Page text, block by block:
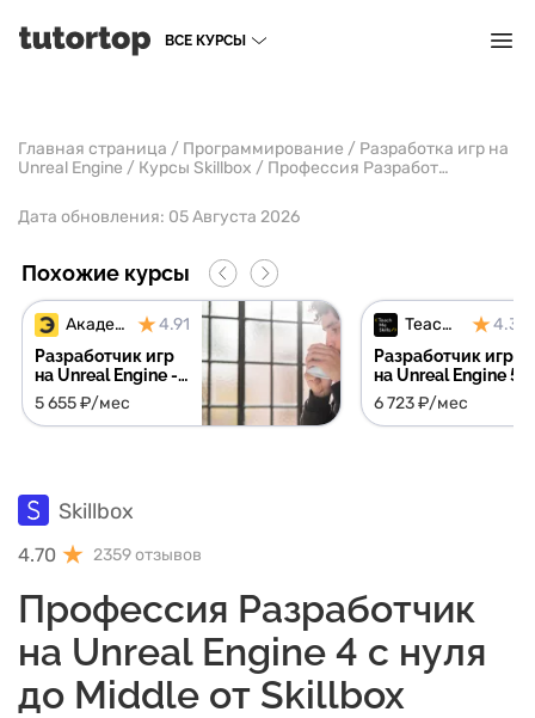
ВСЕ КУРСЫ
Главная страница / Программирование / Разработка игр на
Unreal Engine / Курсы Skillbox / Профессия Разработчик на Unreal Engine 4 с нуля до Middle
Дата обновления: 05 Августа 2026
Похожие курсы
Академия Эдюсон 4.91
Разработчик игр
на Unreal Engine -
найдете работу,
или вернем деньги
5 655 ₽/мес
TeachMeSkills 4.30
Разработчик игр
на Unreal Engine 5
6 723 ₽/мес
Skillbox
4.70 2359 отзывов
Профессия Разработчик
на Unreal Engine 4 с нуля
до Middle от Skillbox